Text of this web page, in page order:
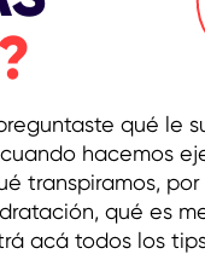
qué le
hacemos
transpiramos,
qué es
acá todos los